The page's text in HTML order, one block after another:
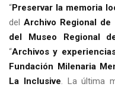
“Preservar la memoria
delArchivo Regional
del Museo Regional
“Archivos y
Fundación Milenaria
La Inclusive. La última